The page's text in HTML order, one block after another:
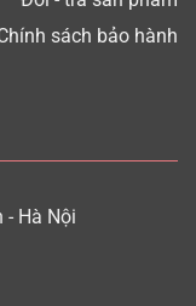
sách bảo hành
- Hà Nội